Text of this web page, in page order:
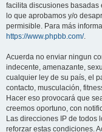
facilita discusiones basadas
lo que aprobamos y/o
permisible. Para más
https://www.phpbb.com/.
Acuerda no enviar ningun
indecente, amenazante,
cualquier ley de su país, el
contacto, musculación,
Hacer eso provocará que
creemos oportuno, con
Las direcciones IP de todos
reforzar estas condiciones.